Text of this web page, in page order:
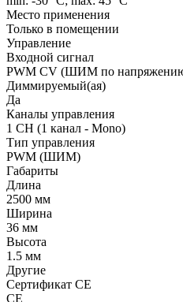
Место применения
Только в помещении
Управление
Входной сигнал
PWM СV (ШИМ по
Диммируемый(ая)
Да
Каналы управления
1 CH (1 канал - Mono)
Тип управления
PWM (ШИМ)
Габариты
Длина
2500 мм
Ширина
36 мм
Высота
1.5 мм
Другие
Сертификат CE
CE